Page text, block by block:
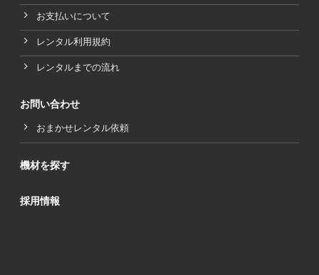
お支払いについて
レンタル利用規約
レンタルまでの流れ
お問い合わせ
おまかせレンタル依頼
機材を探す
採用情報